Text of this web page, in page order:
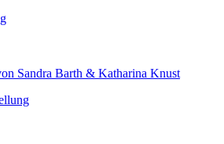
Sandra Barth & Katharina Knust